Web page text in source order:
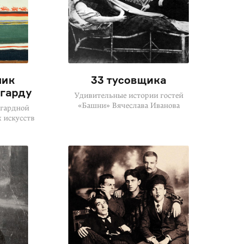
33 тусовщика
Удивительные истории гостей
«Башни» Вячеслава Иванова